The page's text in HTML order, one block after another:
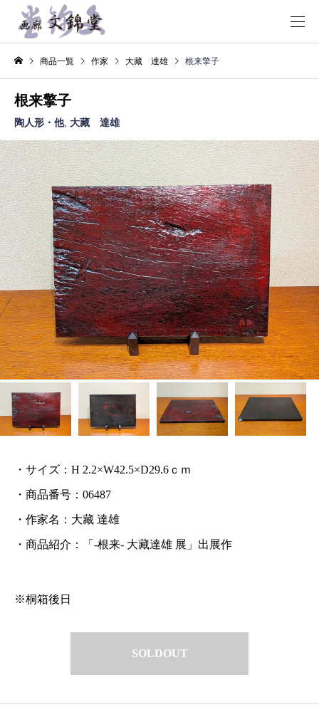
商品一覧 作家 大藏 達雄 根来擎子
根来擎子
陶人形・他, 大藏 達雄
・サイズ：H 2.2×W42.5×D29.6ｃｍ
・商品番号：06487
・作家名：大藏 達雄
・商品紹介：「-根来- 大藏達雄 展」出展作
※桐箱後日
SOLDOUT